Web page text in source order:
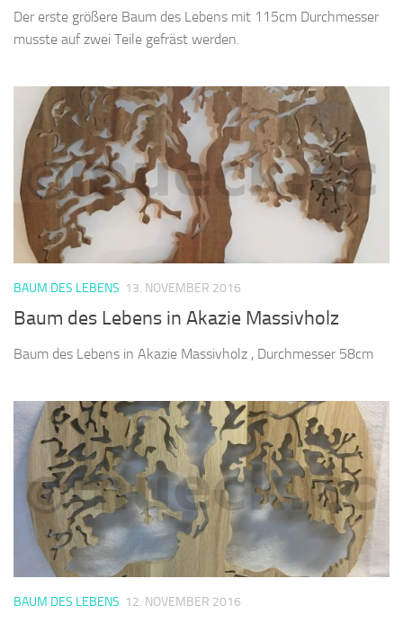
Der erste größere Baum des Lebens mit 115cm Durchmesser
musste auf zwei Teile gefräst werden.
BAUM DES LEBENS 13. NOVEMBER 2016
Baum des Lebens in Akazie Massivholz
Baum des Lebens in Akazie Massivholz , Durchmesser 58cm
BAUM DES LEBENS 12. NOVEMBER 2016